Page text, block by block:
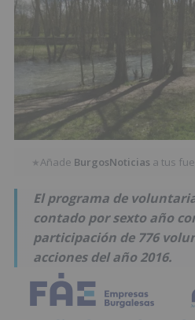
★Añade BurgosNoticias a tus
El programa de
contado por sexto año
participación de 776
acciones del año 2016.